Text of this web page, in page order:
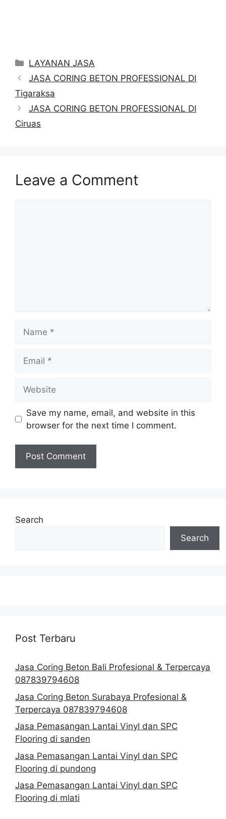
Categories
LAYANAN JASA
JASA CORING BETON PROFESSIONAL DI
Tigaraksa
JASA CORING BETON PROFESSIONAL DI
Ciruas
Leave a Comment
Save my name, email, and website in this
browser for the next time I comment.
Search
Search
Post Terbaru
Jasa Coring Beton Bali Profesional & Terpercaya
087839794608
Jasa Coring Beton Surabaya Profesional &
Terpercaya 087839794608
Jasa Pemasangan Lantai Vinyl dan SPC
Flooring di sanden
Jasa Pemasangan Lantai Vinyl dan SPC
Flooring di pundong
Jasa Pemasangan Lantai Vinyl dan SPC
Flooring di mlati